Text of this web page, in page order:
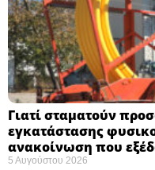
Γιατί σταματούν
εγκατάστασης
ανακοίνωση που
5 Αυγούστου 2026